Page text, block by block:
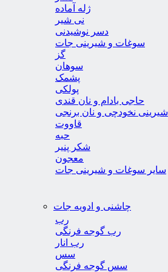
ژله آماده
نی شیر
دسر نوشیدنی
سوغات و شیرینی جات
گز
سوهان
پشمک
پولکی
حاجی بادام و نان قندی
شیرینی نخودچی و نان برنجی
قاووت
حبه
شکر پنیر
معجون
سایر سوغات و شیرینی جات
چاشنی و ادویه جات
رب
رب گوجه فرنگی
رب انار
سس
سس گوجه فرنگی